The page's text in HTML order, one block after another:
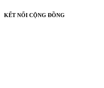
KẾT NỐI CỘNG ĐỒNG